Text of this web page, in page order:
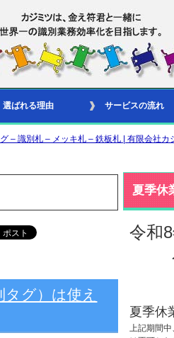
選ばれる理由 サービスの流れ
– 識別札 – メッキ札 – 鉄板札 | 有限会社カ
グ）は使え
夏季休
令和
夏季休
上記期間中